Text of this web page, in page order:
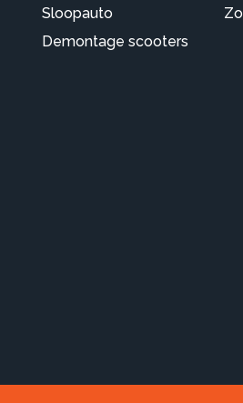
Sloopauto
Demontage scooters